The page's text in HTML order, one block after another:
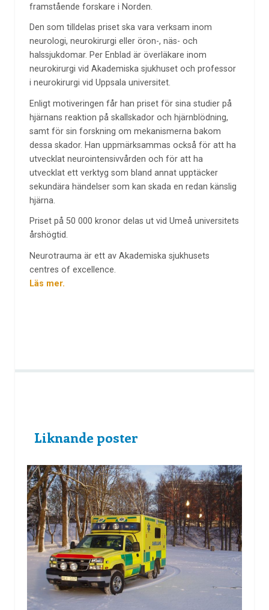
framstående forskare i Norden.
Den som tilldelas priset ska vara verksam inom
neurologi, neurokirurgi eller öron-, näs- och
halssjukdomar. Per Enblad är överläkare inom
neurokirurgi vid Akademiska sjukhuset och professor
i neurokirurgi vid Uppsala universitet.
Enligt motiveringen får han priset för sina studier på
hjärnans reaktion på skallskador och hjärnblödning,
samt för sin forskning om mekanismerna bakom
dessa skador. Han uppmärksammas också för att ha
utvecklat neurointensivvården och för att ha
utvecklat ett verktyg som bland annat upptäcker
sekundära händelser som kan skada en redan känslig
hjärna.
Priset på 50 000 kronor delas ut vid Umeå universitets
årshögtid.
Neurotrauma är ett av Akademiska sjukhusets
centres of excellence.
Läs mer.
Liknande poster